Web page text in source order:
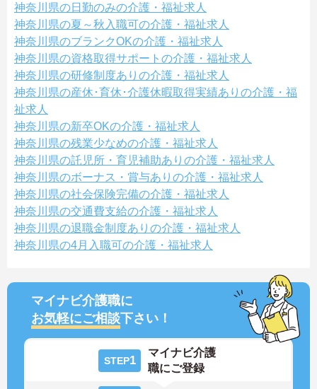
神奈川県の日勤のみの介護・福祉求人
神奈川県の夏～秋入職可の介護・福祉求人
神奈川県のブランクOKの介護・福祉求人
神奈川県の資格取得サポートの介護・福祉求人
神奈川県の研修制度ありの介護・福祉求人
神奈川県の産休･育休･介護休暇取得実績ありの介護・福
祉求人
神奈川県の新卒OKの介護・福祉求人
神奈川県の残業少なめの介護・福祉求人
神奈川県の託児所・育児補助ありの介護・福祉求人
神奈川県のボーナス・賞与ありの介護・福祉求人
神奈川県の社会保険完備の介護・福祉求人
神奈川県の交通費支給の介護・福祉求人
神奈川県の退職金制度ありの介護・福祉求人
神奈川県の4月入職可の介護・福祉求人
マイナビ介護職に
お気軽にご相談下さい！
STEP1
マイナビ介護
職にご登録